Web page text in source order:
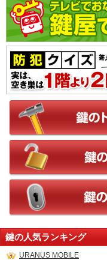
鍵の人気ランキング
URANUS MOBILE